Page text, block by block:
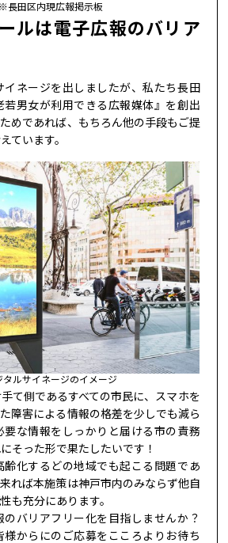
※長田区内現広報掲示板
ルは電子広報のバリア
ネージを出しましたが、私たち長田
若男女が利用できる広報媒体』を創出
めであれば、もちろん他の手段もご提
ています。
タルサイネージのイメージ
て側であるすべての市民に、スマホを
障害による情報の格差を少しでも減ら
要な情報をしっかりと届ける市の責務
そった形で果たしたいです！
齢化するどの地域でも起こる問題であ
れば本施策は神戸市内のみならず他自
も充分にあります。
バリアフリー化を目指しませんか？
様からにのご応募をこころよりお待ち